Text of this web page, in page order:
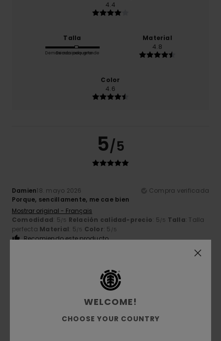
4.4
Talla
Demasiado pequeño
Demasiado grande
Material
4.8
Color
4.6
5/5
Damien18. mayo 2026
Compra verificada
Porque, sencillamente, me cae bien
Mostrar original - Français
Comodidad: 5/5 Relación calidad-precio: 5/5 Talla: Talla
perfecta Material: 5/5 Color: 5 /5
Recomiendo este producto
5/5
14. abril 2026
Compra verificada
WELCOME!
CHOOSE YOUR COUNTRY